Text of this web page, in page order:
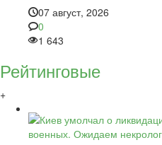
07 август, 2026
0
1 643
Рейтинговые
+